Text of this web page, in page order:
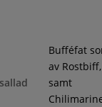
Bufféfat
av
samt